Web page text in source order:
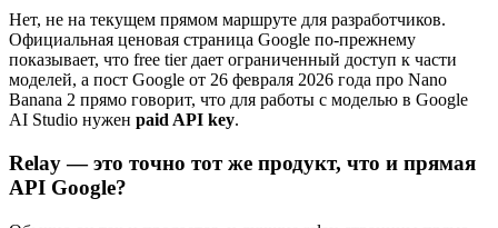
Нет, не на текущем прямом маршруте для разработчиков.
Официальная ценовая страница Google по-прежнему
показывает, что free tier дает ограниченный доступ к части
моделей, а пост Google от 26 февраля 2026 года про Nano
Banana 2 прямо говорит, что для работы с моделью в Google
AI Studio нужен paid API key.
Relay — это точно тот же продукт, что и прямая
API Google?